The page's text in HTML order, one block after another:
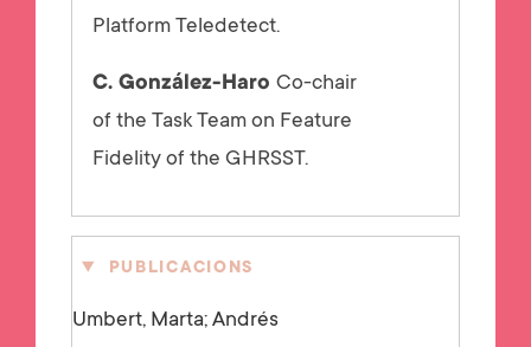
Platform Teledetect.
C. González-Haro Co-chair
of the Task Team on Feature
Fidelity of the GHRSST.
PUBLICACIONS
Umbert, Marta; Andrés